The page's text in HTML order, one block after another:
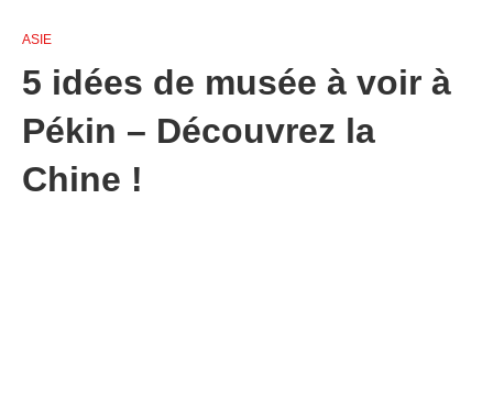
ASIE
5 idées de musée à voir à
Pékin – Découvrez la
Chine !